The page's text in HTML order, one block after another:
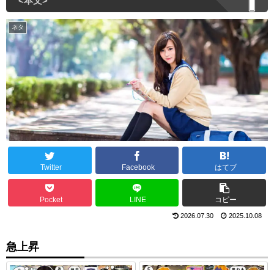
ネタ
Twitter Facebook はてブ
Pocket LINE コピー
2026.07.30 2025.10.08
急上昇